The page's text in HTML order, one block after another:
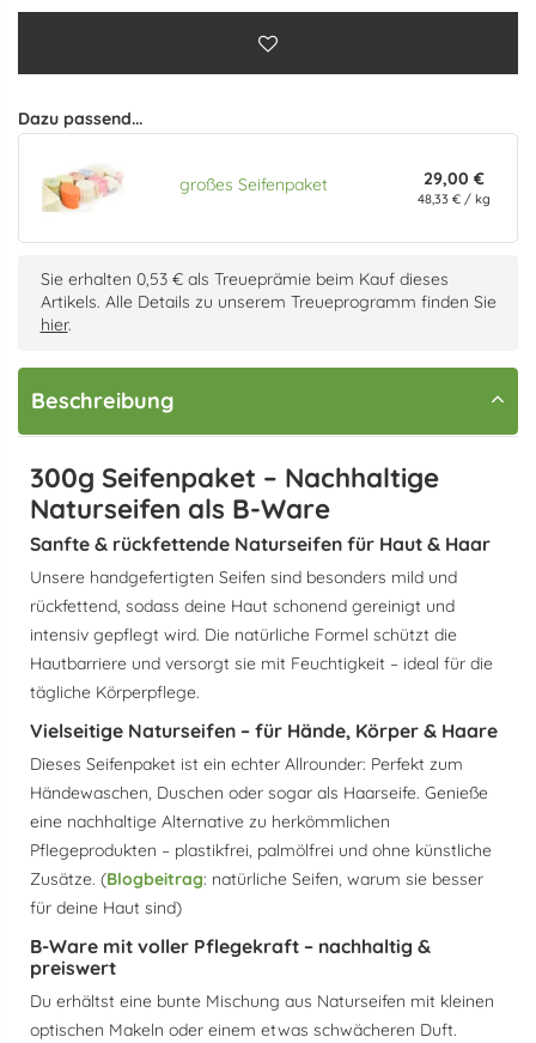
Dazu passend...
großes Seifenpaket 29,00 €
48,33 € / kg
Sie erhalten 0,53 € als Treueprämie beim Kauf dieses
Artikels. Alle Details zu unserem Treueprogramm finden Sie
hier.
Beschreibung
300g Seifenpaket – Nachhaltige
Naturseifen als B-Ware
Sanfte & rückfettende Naturseifen für Haut & Haar
Unsere handgefertigten Seifen sind besonders mild und
rückfettend, sodass deine Haut schonend gereinigt und
intensiv gepflegt wird. Die natürliche Formel schützt die
Hautbarriere und versorgt sie mit Feuchtigkeit – ideal für die
tägliche Körperpflege.
Vielseitige Naturseifen – für Hände, Körper & Haare
Dieses Seifenpaket ist ein echter Allrounder: Perfekt zum
Händewaschen, Duschen oder sogar als Haarseife. Genieße
eine nachhaltige Alternative zu herkömmlichen
Pflegeprodukten – plastikfrei, palmölfrei und ohne künstliche
Zusätze. (Blogbeitrag: natürliche Seifen, warum sie besser
für deine Haut sind)
B-Ware mit voller Pflegekraft – nachhaltig &
preiswert
Du erhältst eine bunte Mischung aus Naturseifen mit kleinen
optischen Makeln oder einem etwas schwächeren Duft.